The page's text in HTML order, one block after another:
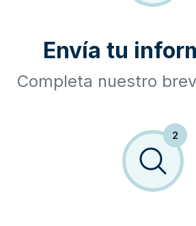
Envía tu
Completa nuestro
2